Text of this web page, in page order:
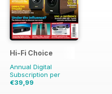
Hi-Fi Choice
Annual Digital
Subscription per
€39,99